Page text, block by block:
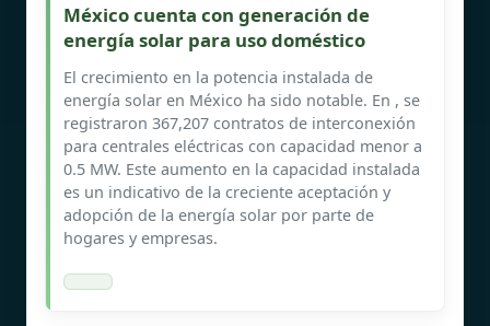
México cuenta con generación de
energía solar para uso doméstico
El crecimiento en la potencia instalada de
energía solar en México ha sido notable. En , se
registraron 367,207 contratos de interconexión
para centrales eléctricas con capacidad menor a
0.5 MW. Este aumento en la capacidad instalada
es un indicativo de la creciente aceptación y
adopción de la energía solar por parte de
hogares y empresas.